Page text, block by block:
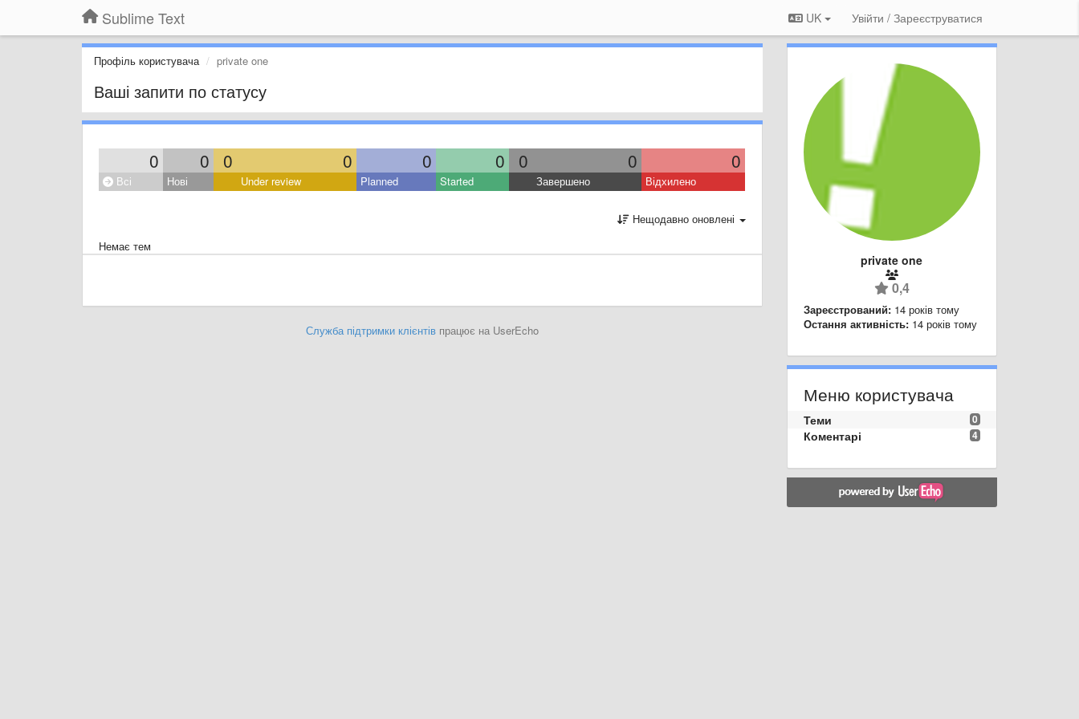
Sublime Text UK Увійти / Зареєструватися
Профіль користувача private one
Ваші запити по статусу
0 0 0 0 0 0 0 0 0
Всі Нові Under review Planned Started Завершено Відхилено
Нещодавно оновлені
Немає тем
Служба підтримки клієнтівпрацює на UserEcho
private one
0,4
Зареєстрований: 14 років тому
Остання активність: 14 років тому
Меню користувача
0
Теми
4
Коментарі